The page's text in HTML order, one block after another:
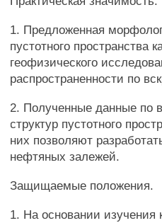
1. Предложенная
пустотного пространства
геофизического
распространенности по
2. Полученные данные по
структур пустотного
них позволяют
нефтяных залежей.
Защищаемые положения.
1. На основании изучения